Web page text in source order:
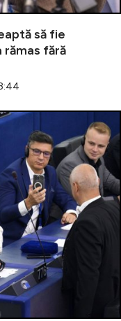
să fie
rămas fără